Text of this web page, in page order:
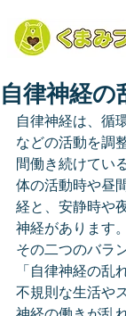
自律神経
自律神経は、循
などの活動を調
間働き続けてい
体の活動時や昼
経と、安静時や
神経があります。
その二つのバラ
「自律神経の乱
不規則な生活や